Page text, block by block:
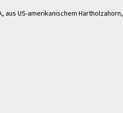
aus US-amerikanischem Hartholzahorn,